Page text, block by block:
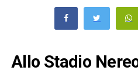
Allo Stadio